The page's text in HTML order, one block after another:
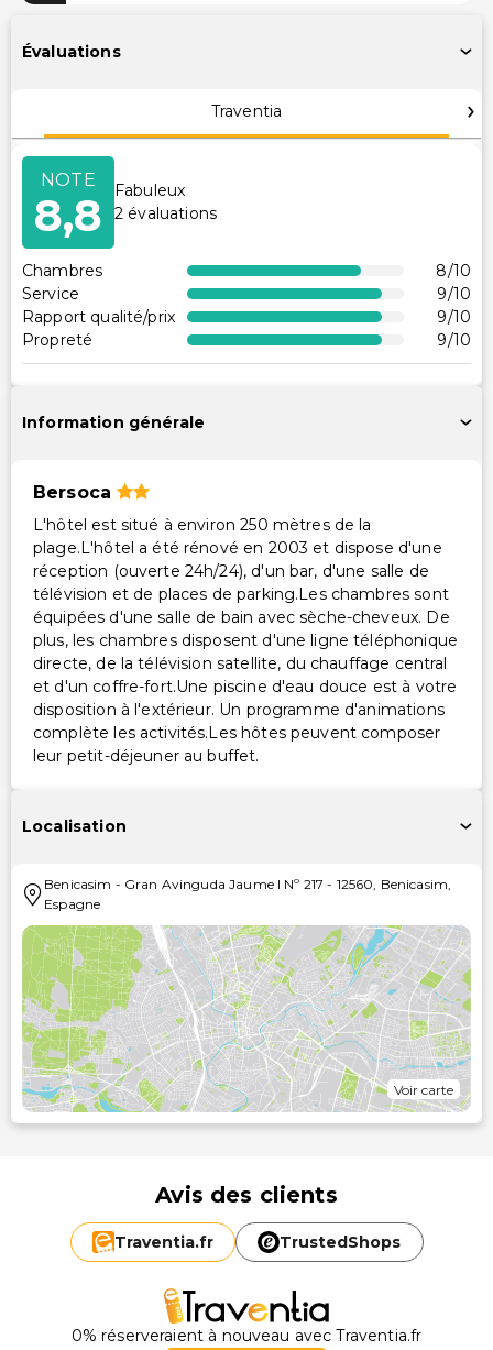
Piscine pour enfants
Installations
Télévision dans les espaces communs
Abri vélos sécurisé
Stationnement pour vélos disponible
Accessibilité
Accessible en fauteuil roulant
Réception accessible en fauteuil roulant
Piscine accessible en fauteuil roulant
Restaurant sur place accessible en fauteuil roulant
Changement de draps (sur demande)
Service de baby-sitting ou de garde d'enfants
(supplément)
Coffre-fort à la réception
Service de ménage sur demande
Personnel multilingue
Location de vélos sur place
Changement de serviettes (sur demande)
Évaluations
Traventia
NOTE
8,8
Fabuleux
2 évaluations
Chambres 8/10
Service
9/10
Rapport qualité/prix
9/10
Propreté
9/10
Information générale
Bersoca
L'hôtel est situé à environ 250 mètres de la
plage.L'hôtel a été rénové en 2003 et dispose d'une
réception (ouverte 24h/24), d'un bar, d'une salle de
télévision et de places de parking.Les chambres sont
équipées d'une salle de bain avec sèche-cheveux. De
plus, les chambres disposent d'une ligne téléphonique
directe, de la télévision satellite, du chauffage central
et d'un coffre-fort.Une piscine d'eau douce est à votre
disposition à l'extérieur. Un programme d'animations
complète les activités.Les hôtes peuvent composer
leur petit-déjeuner au buffet.
Localisation
Benicasim - Gran Avinguda Jaume I Nº 217 - 12560 Benicasim
Espagne
Voir carte
Avis des clients
Traventia.fr TrustedShops
0% réserveraient à nouveau avec Traventia.fr